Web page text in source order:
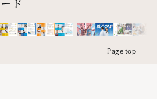
Page top